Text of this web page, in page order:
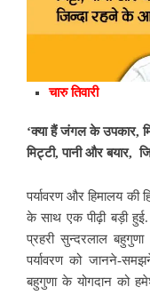
चारु तिवारी
‘क्या हैं जंगल के उपकार,
मिट्टी, पानी और बयार,
पर्यावरण और हिमालय
के साथ एक पीढ़ी बड़ी
प्रहरी सुन्दरलाल
पर्यावरण को जानने-
बहुगुणा के योगदान को